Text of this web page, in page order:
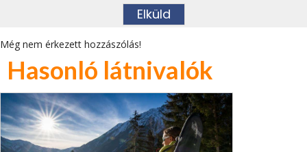
Még nem érkezett hozzászólás!
Hasonló látnivalók